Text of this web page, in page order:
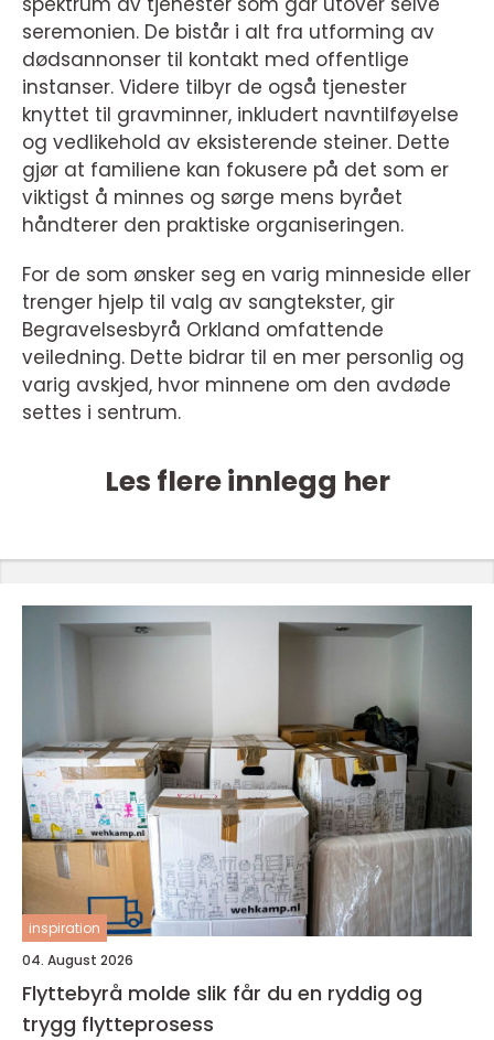
seremonien. De bistår i alt fra utforming av
dødsannonser til kontakt med offentlige
instanser. Videre tilbyr de også tjenester
knyttet til gravminner, inkludert navntilføyelse
og vedlikehold av eksisterende steiner. Dette
gjør at familiene kan fokusere på det som er
viktigst å minnes og sørge mens byrået
håndterer den praktiske organiseringen.
For de som ønsker seg en varig minneside eller
trenger hjelp til valg av sangtekster, gir
Begravelsesbyrå Orkland omfattende
veiledning. Dette bidrar til en mer personlig og
varig avskjed, hvor minnene om den avdøde
settes i sentrum.
Les flere innlegg her
inspiration
04. August 2026
Flyttebyrå molde slik får du en ryddig og
trygg flytteprosess